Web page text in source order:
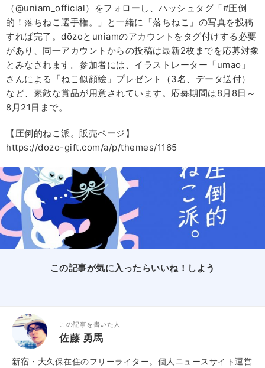
（@uniam_official）をフォローし、ハッシュタグ「#圧倒
的！落ちねこ選手権。」と一緒に「落ちねこ」の写真を投稿
すれば完了。dōzoとuniamのアカウントをタグ付けする必要
があり、同一アカウントからの投稿は最新2枚までを応募対象
とみなされます。参加者には、イラストレーター「umao」
さんによる「ねこ似顔絵」プレゼント（3名、データ送付）
など、素敵な賞品が用意されています。応募期間は8月8日～
8月21日まで。
【圧倒的ねこ派。販売ページ】
https://dozo-gift.com/a/p/themes/1165
この記事が気に入ったらいいね！しよう
この記事を書いた人
佐藤 勇馬
新宿・大久保在住のフリーライター。個人ニュースサイト運営